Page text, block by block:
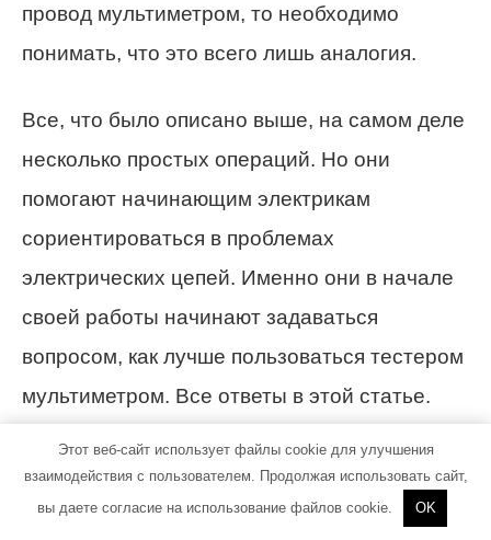
провод мультиметром, то необходимо
понимать, что это всего лишь аналогия.
Все, что было описано выше, на самом деле
несколько простых операций. Но они
помогают начинающим электрикам
сориентироваться в проблемах
электрических цепей. Именно они в начале
своей работы начинают задаваться
вопросом, как лучше пользоваться тестером
мультиметром. Все ответы в этой статье.
Как пользоваться разными
видами тестеров и советы по
Этот веб-сайт использует файлы cookie для улучшения
взаимодействия с пользователем. Продолжая использовать сайт,
вы даете согласие на использование файлов cookie.
OK